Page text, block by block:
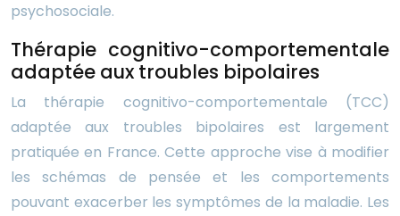
psychosociale.
Thérapie cognitivo-comportementale
adaptée aux troubles bipolaires
La thérapie cognitivo-comportementale (TCC)
adaptée aux troubles bipolaires est largement
pratiquée en France. Cette approche vise à modifier
les schémas de pensée et les comportements
pouvant exacerber les symptômes de la maladie. Les